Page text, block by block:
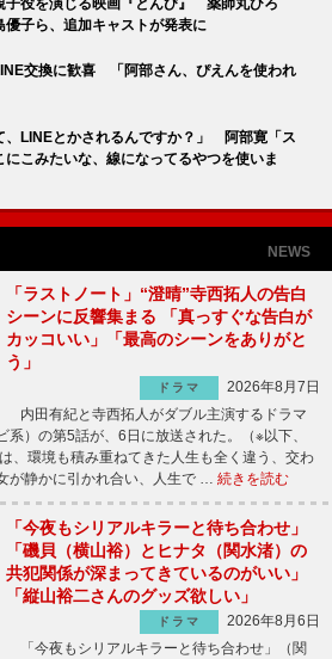
子ら、追加キャストが発表に
交換に歓喜 「阿部さん、ぴえんを使われ
、LINEとかされるんですか？」 阿部寛「ス
にこみたいな、線になってるやつを使いま
NEWS
「ラストノート」“澄晴”寺西拓人の告白
シーンに反響集まる 「真っすぐな告白が
カッコいい」「最高のシーンをありがと
う」
ドラマ
2026年8月7日
内田有紀と寺西拓人がダブル主演するドラマ
系）の第5話が、6日に放送された。（※以下、
環境も積み重ねてきた人生も全く違う、交わ
が静かに引かれ合い、人生で … 続きを読む
「今夜もシリアルキラーと待ち合わせ」
「磯貝（横山裕）とヒナタ（関水渚）の
共犯関係が深まってきているのがいい」
「縦山裕二さんのグッズ欲しい」
ドラマ
2026年8月6日
「今夜もシリアルキラーと待ち合わせ」（関